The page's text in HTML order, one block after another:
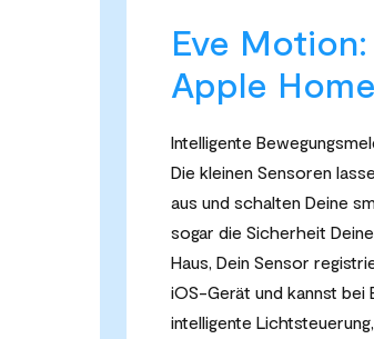
Eve
Apple
Intelligente
Die kleinen Sensoren
aus und schalten Deine
sogar die Sicherheit
Haus, Dein Sensor
iOS-Gerät und kannst
intelligente